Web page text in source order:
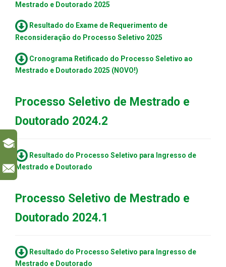
Mestrado e Doutorado 2025
Resultado do Exame de Requerimento de
Reconsideração do Processo Seletivo 2025
Cronograma Retificado do Processo Seletivo ao
Mestrado e Doutorado 2025 (NOVO!)
Processo Seletivo de Mestrado e
Doutorado 2024.2
Resultado do Processo Seletivo para Ingresso de
Mestrado e Doutorado
Processo Seletivo de Mestrado e
Doutorado 2024.1
Resultado do Processo Seletivo para Ingresso de
Mestrado e Doutorado